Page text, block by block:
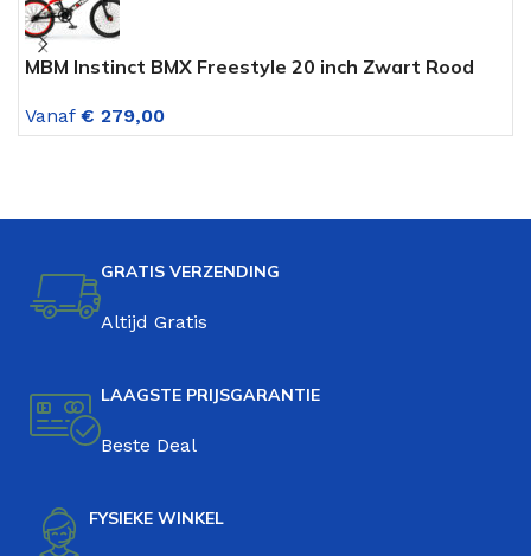
MBM Instinct BMX Freestyle 20 inch Zwart Rood
Vanaf € 279,00
GRATIS VERZENDING
Altijd Gratis
LAAGSTE PRIJSGARANTIE
Beste Deal
FYSIEKE WINKEL